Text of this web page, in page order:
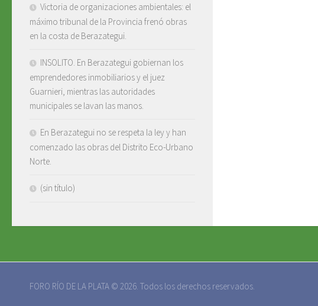
Victoria de organizaciones ambientales: el
máximo tribunal de la Provincia frenó obras
en la costa de Berazategui.
INSOLITO. En Berazategui gobiernan los
emprendedores inmobiliarios y el juez
Guarnieri, mientras las autoridades
municipales se lavan las manos.
En Berazategui no se respeta la ley y han
comenzado las obras del Distrito Eco-Urbano
Norte.
(sin título)
FORO RÍO DE LA PLATA © 2026. Todos los derechos reservados.